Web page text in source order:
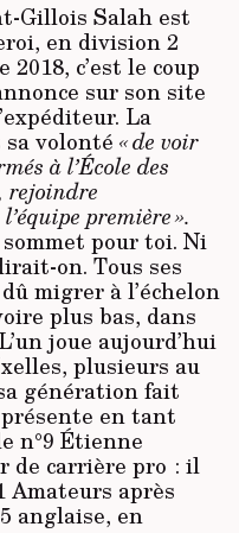
Gillois Salah est
en division 2
c’est le coup
sur son site
La
volonté « de voir
à l’École des
rejoindre
première ».
sommet pour toi. Ni
on. Tous ses
migrer à l’échelon
plus bas, dans
joue aujourd’hui
plusieurs au
génération fait
en tant
n°9 Étienne
de carrière pro : il
Amateurs après
anglaise, en